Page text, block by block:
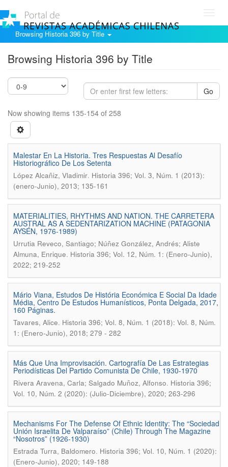
Browsing Historia 396 by Title
Browsing Historia 396 by Title
Go
Now showing items 135-154 of 258
Malestar En La Historia. Tres Respuestas Al Desafío
Historiográfico De Los Setenta
López Alcañiz, Vladimir. Historia 396; Vol. 3, Núm. 1 (2013):
(enero-Junio), 2013; 135-161
MATERIALITIES, RHYTHMS AND NATION. THE CARRETERA
AUSTRAL AS A SEDENTARIZATION MACHINE (PATAGONIA
AYSÉN, 1976-1989)
Urrutia Reveco, Santiago; Núñez González, Andrés; Aliste
Almuna, Enrique. Historia 396; Vol. 12, Núm. 1: (Enero-Junio),
2022; 219-252
Mário Viana, Estudos De História Económica E Social Da Idade
Média, Centro De Estudos Humanísticos, Ponta Delgada, 2017,
160 Páginas.
Tavares, Alice. Historia 396; Vol. 8, Núm. 1 (2018): Vol. 8, Núm.
1: (Enero-Junio), 2018; 279 - 282
Más Que Una Improvisación. Cartografía De Las Estrategias
Periodísticas Del Partido Comunista De Chile, 1930-1970
Rivera Aravena, Carla; Salgado Muñoz, Alfonso. Historia 396;
Vol. 10, Núm. 2 (2020): (Julio-Diciembre), 2020; 263-296
Mechanisms For The Defense Of Ethnic Identity: The “Sociedad
Unión Israelita De Valparaíso” (Chile) Through The Magazine
“Nosotros” (1926-1930)
Estrada Turra, Baldomero. Historia 396; Vol. 10, Núm. 1 (2020):
(Enero-Junio), 2020; 149-188